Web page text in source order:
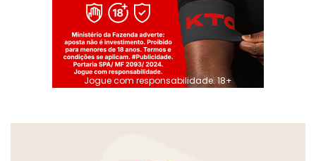
Jogue com responsabilidade. 18+